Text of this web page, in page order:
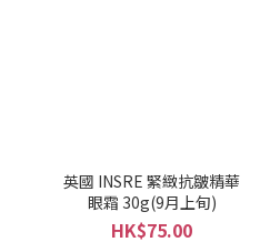
英國 INSRE 緊緻抗皺精華
眼霜 30g(9月上旬)
HK$75.00